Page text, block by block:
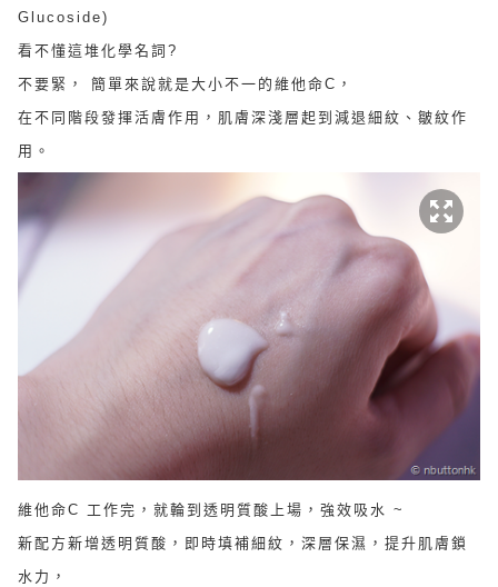
Glucoside)
看不懂這堆化學名詞?
不要緊， 簡單來說就是大小不一的維他命C，
在不同階段發揮活膚作用，肌膚深淺層起到減退細紋、皺紋作
用。
維他命C 工作完，就輪到透明質酸上場，強效吸水 ~
新配方新增透明質酸，即時填補細紋，深層保濕，提升肌膚鎖
水力，